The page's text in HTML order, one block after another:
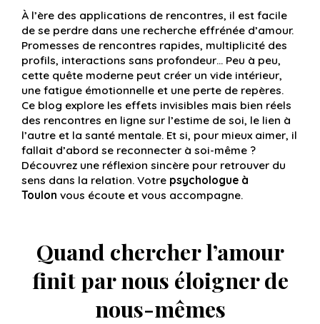
À l’ère des applications de rencontres, il est facile
de se perdre dans une recherche effrénée d’amour.
Promesses de rencontres rapides, multiplicité des
profils, interactions sans profondeur… Peu à peu,
cette quête moderne peut créer un vide intérieur,
une fatigue émotionnelle et une perte de repères.
Ce blog explore les effets invisibles mais bien réels
des rencontres en ligne sur l’estime de soi, le lien à
l’autre et la santé mentale. Et si, pour mieux aimer, il
fallait d’abord se reconnecter à soi-même ?
Découvrez une réflexion sincère pour retrouver du
sens dans la relation. Votre psychologue à
Toulon vous écoute et vous accompagne.
Quand chercher l’amour
finit par nous éloigner de
nous-mêmes